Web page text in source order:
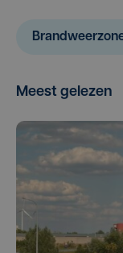
Meest gelezen